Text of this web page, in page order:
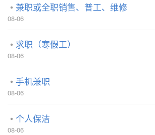
兼职或全职销售、普工、维修
08-06
求职（寒假工）
08-06
手机兼职
08-06
个人保洁
08-06